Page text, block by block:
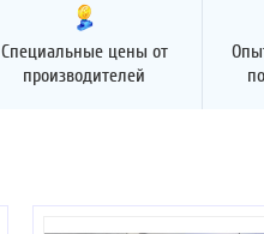
Специальные цены от
производителей